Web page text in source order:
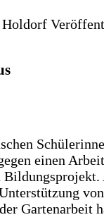
Holdorf
einen
Bildungsprojekt.
Gartenarbeit